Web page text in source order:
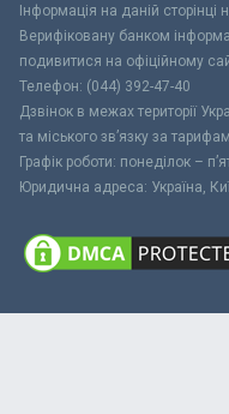
Інформація на даній
Верифіковану банком
подивитися на офіційному
Телефон: (044) 392-47-40
Дзвінок в межах території
та міського зв’язку за
Графік роботи: понеділок –
Юридична адреса: Україна,